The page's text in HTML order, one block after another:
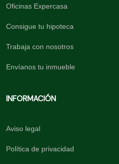
Oficinas Expercasa
Consigue tu hipoteca
Trabaja con nosotros
Envíanos tu inmueble
INFORMACIÓN
Aviso legal
Política de privacidad